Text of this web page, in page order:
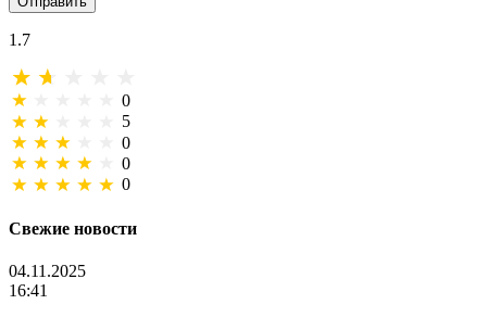
1.7
0
5
0
0
0
Свежие новости
04.11.2025
16:41